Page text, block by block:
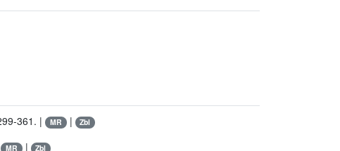
361. | MR | Zbl
MR | Zbl